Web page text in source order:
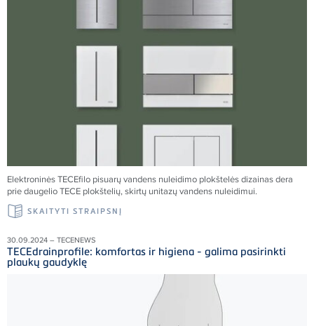
Elektroninės TECEfilo pisuarų vandens nuleidimo plokštelės dizainas dera
prie daugelio TECE plokštelių, skirtų unitazų vandens nuleidimui.
SKAITYTI STRAIPSNĮ
30.09.2024 – TECENEWS
TECEdrainprofile: komfortas ir higiena - galima pasirinkti
plaukų gaudyklę